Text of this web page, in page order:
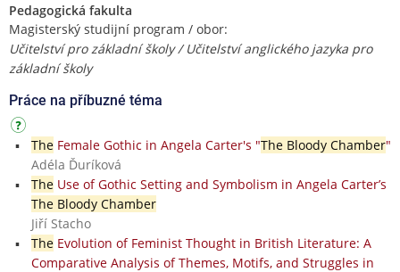
Pedagogická fakulta
Magisterský studijní program / obor:
Učitelství pro základní školy / Učitelství anglického jazyka pro
základní školy
Práce na příbuzné téma
TheFemale Gothic in Angela Carter's "The Bloody Chamber"
Adéla Ďuríková
TheUse of Gothic Setting and Symbolism in Angela Carter’s
The Bloody Chamber
Jiří Stacho
TheEvolution of Feminist Thought in British Literature: A
Comparative Analysis of Themes, Motifs, and Struggles in